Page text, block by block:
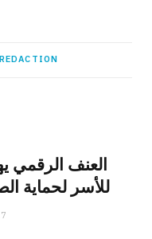
REDACTION
العنف الرقمي
للأسر لحماية
27